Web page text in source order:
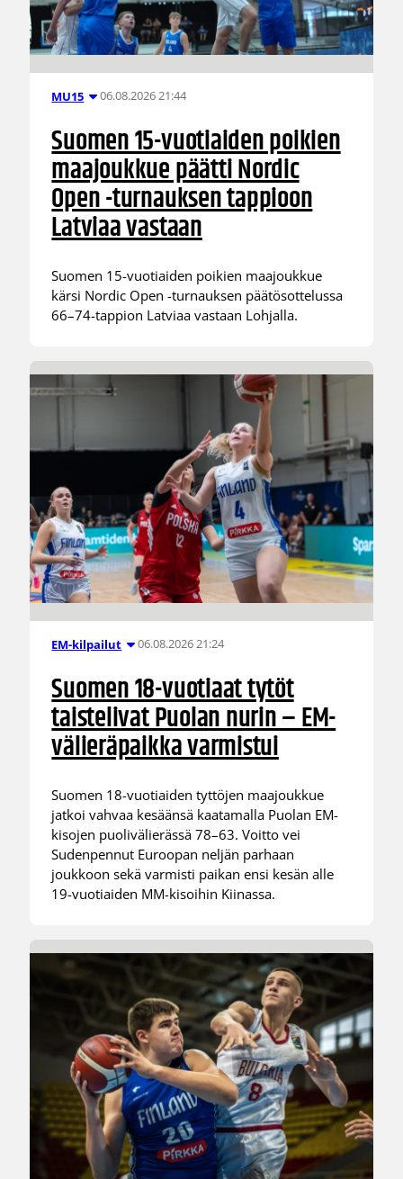
MU15 06.08.2026 21:44
Suomen 15-vuotiaiden poikien
maajoukkue päätti Nordic
Open -turnauksen tappioon
Latviaa vastaan
Suomen 15-vuotiaiden poikien maajoukkue
kärsi Nordic Open -turnauksen päätösottelussa
66–74-tappion Latviaa vastaan Lohjalla.
EM-kilpailut 06.08.2026 21:24
Suomen 18-vuotiaat tytöt
taistelivat Puolan nurin – EM-
välieräpaikka varmistui
Suomen 18-vuotiaiden tyttöjen maajoukkue
jatkoi vahvaa kesäänsä kaatamalla Puolan EM-
kisojen puolivälierässä 78–63. Voitto vei
Sudenpennut Euroopan neljän parhaan
joukkoon sekä varmisti paikan ensi kesän alle
19-vuotiaiden MM-kisoihin Kiinassa.